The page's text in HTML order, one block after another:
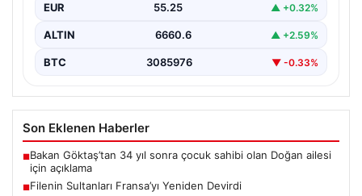
EUR 55.25 ▲ +0.32%
ALTIN 6660.6 ▲ +2.59%
BTC 3085976 ▼ -0.33%
Son Eklenen Haberler
■Bakan Göktaş’tan 34 yıl sonra çocuk sahibi olan Doğan ailesi
için açıklama
■Filenin Sultanları Fransa’yı Yeniden Devirdi